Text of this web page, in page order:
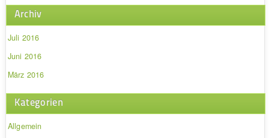
Archiv
Juli 2016
Juni 2016
März 2016
Kategorien
Allgemein